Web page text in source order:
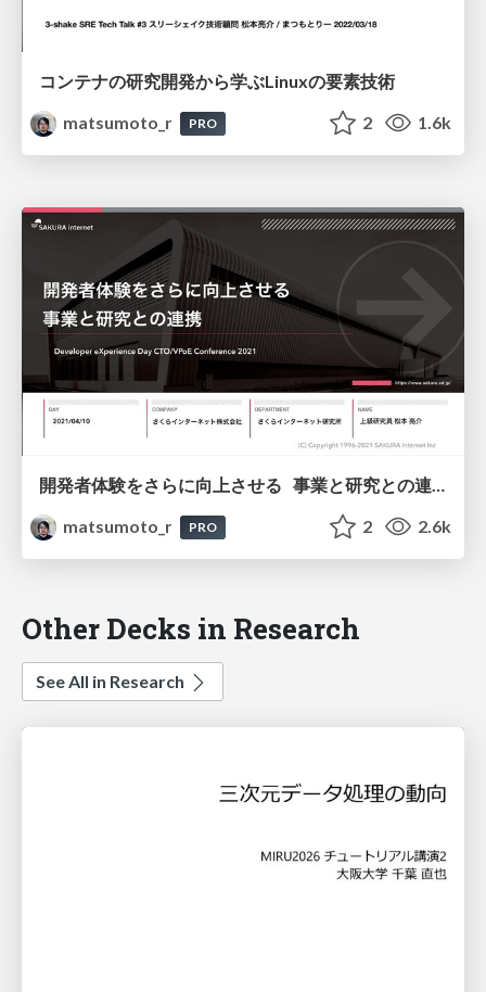
コンテナの研究開発から学ぶLinuxの要素技術
matsumoto_r
PRO 2 1.6k
開発者体験をさらに向上させる 事業と研究との連携
matsumoto_r
PRO 2 2.6k
Other Decks in Research
See All in Research